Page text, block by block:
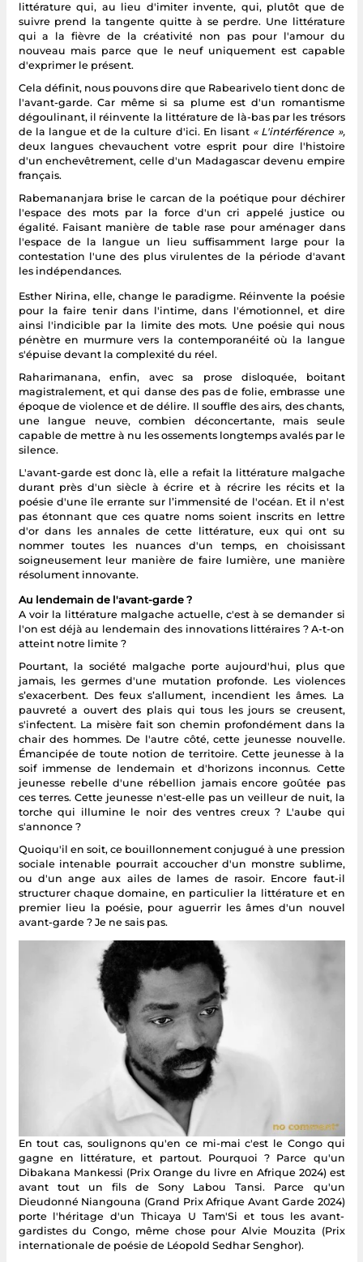
littérature qui, au lieu d'imiter invente, qui, plutôt que de
suivre prend la tangente quitte à se perdre. Une littérature
qui a la fièvre de la créativité non pas pour l'amour du
nouveau mais parce que le neuf uniquement est capable
d'exprimer le présent.
Cela définit, nous pouvons dire que Rabearivelo tient donc de
l'avant-garde. Car même si sa plume est d'un romantisme
dégoulinant, il réinvente la littérature de là-bas par les trésors
de la langue et de la culture d'ici. En lisant « L'intérférence »,
deux langues chevauchent votre esprit pour dire l'histoire
d'un enchevêtrement, celle d'un Madagascar devenu empire
français.
Rabemananjara brise le carcan de la poétique pour déchirer
l'espace des mots par la force d'un cri appelé justice ou
égalité. Faisant manière de table rase pour aménager dans
l'espace de la langue un lieu suffisamment large pour la
contestation l'une des plus virulentes de la période d'avant
les indépendances.
Esther Nirina, elle, change le paradigme. Réinvente la poésie
pour la faire tenir dans l'intime, dans l'émotionnel, et dire
ainsi l'indicible par la limite des mots. Une poésie qui nous
pénètre en murmure vers la contemporanéité où la langue
s'épuise devant la complexité du réel.
Raharimanana, enfin, avec sa prose disloquée, boitant
magistralement, et qui danse des pas de folie, embrasse une
époque de violence et de délire. Il souffle des airs, des chants,
une langue neuve, combien déconcertante, mais seule
capable de mettre à nu les ossements longtemps avalés par le
silence.
L'avant-garde est donc là, elle a refait la littérature malgache
durant près d'un siècle à écrire et à récrire les récits et la
poésie d'une île errante sur l’immensité de l'océan. Et il n'est
pas étonnant que ces quatre noms soient inscrits en lettre
d'or dans les annales de cette littérature, eux qui ont su
nommer toutes les nuances d'un temps, en choisissant
soigneusement leur manière de faire lumière, une manière
résolument innovante.
Au lendemain de l'avant-garde ?
A voir la littérature malgache actuelle, c'est à se demander si
l'on est déjà au lendemain des innovations littéraires ? A-t-on
atteint notre limite ?
Pourtant, la société malgache porte aujourd'hui, plus que
jamais, les germes d'une mutation profonde. Les violences
s’exacerbent. Des feux s’allument, incendient les âmes. La
pauvreté a ouvert des plais qui tous les jours se creusent,
s'infectent. La misère fait son chemin profondément dans la
chair des hommes. De l'autre côté, cette jeunesse nouvelle.
Émancipée de toute notion de territoire. Cette jeunesse à la
soif immense de lendemain et d'horizons inconnus. Cette
jeunesse rebelle d'une rébellion jamais encore goûtée pas
ces terres. Cette jeunesse n'est-elle pas un veilleur de nuit, la
torche qui illumine le noir des ventres creux ? L'aube qui
s'annonce ?
Quoiqu'il en soit, ce bouillonnement conjugué à une pression
sociale intenable pourrait accoucher d'un monstre sublime,
ou d'un ange aux ailes de lames de rasoir. Encore faut-il
structurer chaque domaine, en particulier la littérature et en
premier lieu la poésie, pour aguerrir les âmes d'un nouvel
avant-garde ? Je ne sais pas.
En tout cas, soulignons qu'en ce mi-mai c'est le Congo qui
gagne en littérature, et partout. Pourquoi ? Parce qu'un
Dibakana Mankessi (Prix Orange du livre en Afrique 2024) est
avant tout un fils de Sony Labou Tansi. Parce qu'un
Dieudonné Niangouna (Grand Prix Afrique Avant Garde 2024)
porte l'héritage d'un Thicaya U Tam'Si et tous les avant-
gardistes du Congo, même chose pour Alvie Mouzita (Prix
internationale de poésie de Léopold Sedhar Senghor).